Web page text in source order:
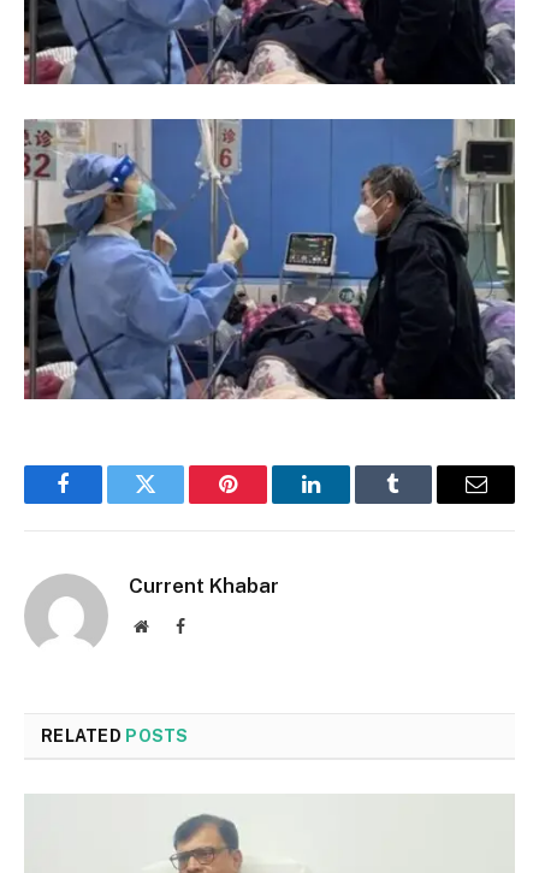
FacebookTwitter Pinterest LinkedInTumblr Email
Current Khabar
WebsiteFacebook
RELATED POSTS